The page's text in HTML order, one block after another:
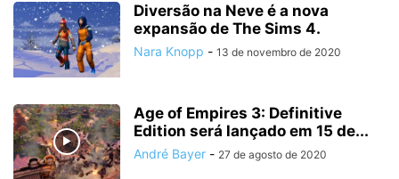
Diversão na Neve é a nova
expansão de The Sims 4.
Nara Knopp - 13 de novembro de 2020
Age of Empires 3: Definitive
Edition será lançado em 15 de...
André Bayer - 27 de agosto de 2020